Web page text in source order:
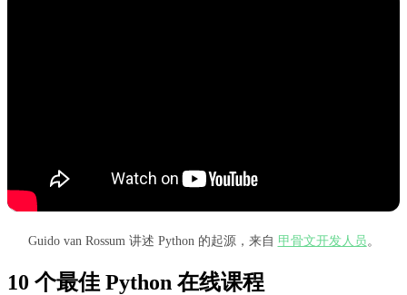
Guido van Rossum 讲述 Python 的起源，来自 甲骨文开发人员 。
10 个最佳 Python 在线课程